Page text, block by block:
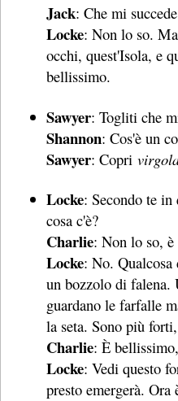
Jack: Che mi
Locke: Non lo so.
occhi, quest'Isola, e
bellissimo.
Sawyer: Togliti che
Shannon: Cos'è un
Sawyer: Copri
Locke: Secondo te in
cosa c'è?
Charlie: Non lo so,
Locke: No.
un bozzolo di
guardano le farfalle
la seta. Sono più
Charlie: È
Locke: Vedi questo
presto emergerà.